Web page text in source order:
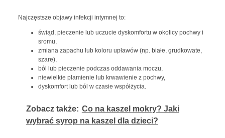
Najczęstsze objawy infekcji intymnej to:
świąd, pieczenie lub uczucie dyskomfortu w okolicy pochwy i
sromu,
zmiana zapachu lub koloru upławów (np. białe, grudkowate,
szare),
ból lub pieczenie podczas oddawania moczu,
niewielkie plamienie lub krwawienie z pochwy,
dyskomfort lub ból w czasie współżycia.
Zobacz także: Co na kaszel mokry? Jaki
wybrać syrop na kaszel dla dzieci?